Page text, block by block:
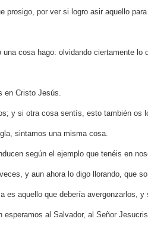
prosigo, por ver si logro asir aquello
cosa hago: olvidando ciertamente lo
en Cristo Jesús.
y si otra cosa sentís, esto también os
sintamos una misma cosa.
según el ejemplo que tenéis en
y aun ahora lo digo llorando, que
aquello que debería avergonzarlos, y
al Salvador, al Señor